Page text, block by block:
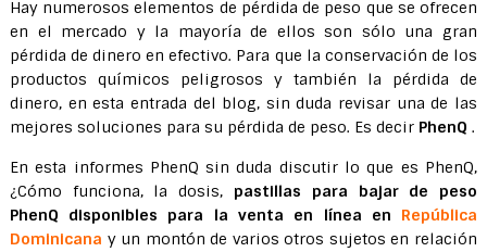
Hay numerosos elementos de pérdida de peso que se ofrecen
en el mercado y la mayoría de ellos son sólo una gran
pérdida de dinero en efectivo. Para que la conservación de los
productos químicos peligrosos y también la pérdida de
dinero, en esta entrada del blog, sin duda revisar una de las
mejores soluciones para su pérdida de peso. Es decir PhenQ .
En esta informes PhenQ sin duda discutir lo que es PhenQ,
¿Cómo funciona, la dosis, pastillas para bajar de peso
PhenQ disponibles para la venta en línea en República
Dominicana y un montón de varios otros sujetos en relación